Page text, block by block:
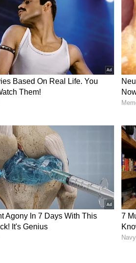
ಸ್ಟಾರ್ ಕ್ರಿಕೆಟಿಗ
ಮೀಸಲು ದಿನ ಇಲ್ಲ. ಒಂದು
ಫೈನಲ್‌ಗೇರಲಿದ್ದು, ಭಾರತ
-0.200 ರನ್‌ರೇಟ್‌ ಹೊಂದಿದ್ದು,
ನಿಗದಿಯಾಗಿದೆ.